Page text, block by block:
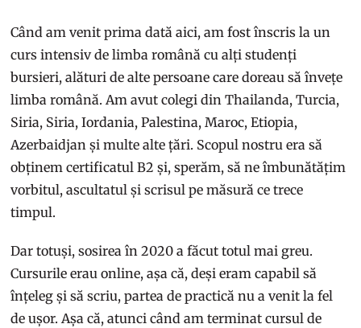
Când am venit prima dată aici, am fost înscris la un
curs intensiv de limba română cu alți studenți
bursieri, alături de alte persoane care doreau să învețe
limba română. Am avut colegi din Thailanda, Turcia,
Siria, Siria, Iordania, Palestina, Maroc, Etiopia,
Azerbaidjan și multe alte țări. Scopul nostru era să
obținem certificatul B2 și, sperăm, să ne îmbunătățim
vorbitul, ascultatul și scrisul pe măsură ce trece
timpul.
Dar totuși, sosirea în 2020 a făcut totul mai greu.
Cursurile erau online, așa că, deși eram capabil să
înțeleg și să scriu, partea de practică nu a venit la fel
de ușor. Așa că, atunci când am terminat cursul de